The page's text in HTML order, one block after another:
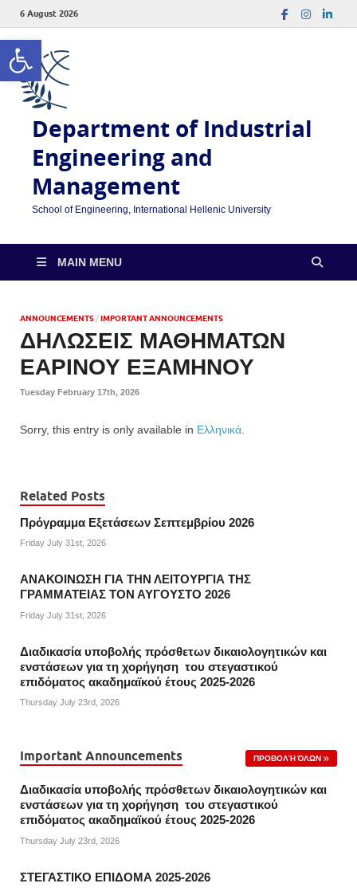
Open toolbar
6 August 2026
Department of Industrial
Engineering and
Management
School of Engineering, International Hellenic University
MAIN MENU
ANNOUNCEMENTS /IMPORTANT ANNOUNCEMENTS
ΔΗΛΩΣΕΙΣ ΜΑΘΗΜΑΤΩΝ
ΕΑΡΙΝΟΥ ΕΞΑΜΗΝΟΥ
Tuesday February 17th, 2026
Sorry, this entry is only available in Ελληνικά
Related Posts
Πρόγραμμα Εξετάσεων Σεπτεμβρίου 2026
Friday July 31st, 2026
ΑΝΑΚΟΙΝΩΣΗ ΓΙΑ ΤΗΝ ΛΕΙΤΟΥΡΓΙΑ ΤΗΣ
ΓΡΑΜΜΑΤΕΙΑΣ ΤΟΝ ΑΥΓΟΥΣΤΟ 2026
Friday July 31st, 2026
Διαδικασία υποβολής πρόσθετων δικαιολογητικών και
ενστάσεων για τη χορήγηση του στεγαστικού
επιδόματος ακαδημαϊκού έτους 2025-2026
Thursday July 23rd, 2026
Important Announcements ΠΡΟΒΟΛΉ ΌΛΩΝ
Διαδικασία υποβολής πρόσθετων δικαιολογητικών και
ενστάσεων για τη χορήγηση του στεγαστικού
επιδόματος ακαδημαϊκού έτους 2025-2026
Thursday July 23rd, 2026
ΣΤΕΓΑΣΤΙΚΟ ΕΠΙΔΟΜΑ 2025-2026